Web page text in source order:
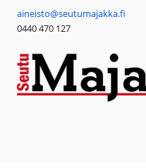
aineisto@seutumajakka.fi
0440 470 127